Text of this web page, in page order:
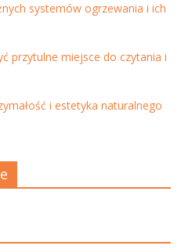
systemów ogrzewania i ich
przytulne miejsce do czytania i
i estetyka naturalnego